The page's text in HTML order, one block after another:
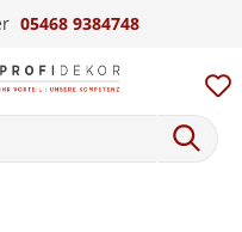
05468 9384748